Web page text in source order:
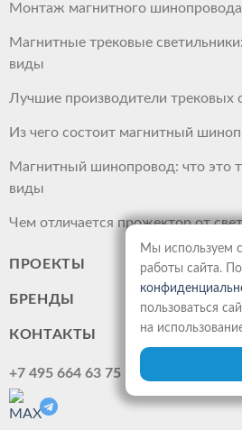
Монтаж магнитного
Магнитные трековые
виды
Лучшие производители трековых
Из чего состоит магнитный
Магнитный шинопровод: что это
виды
Чем отличается прожектор от
ПРОЕКТЫ
БРЕНДЫ
КОНТАКТЫ
+7 495 664 63 75
Мы используем
работы сайта.
пользоваться
на